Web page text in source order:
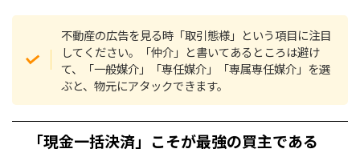
不動産の広告を見る時「取引態様」という項目に注目
してください。「仲介」と書いてあるところは避け
て、「一般媒介」「専任媒介」「専属専任媒介」を選
ぶと、物元にアタックできます。
「現金一括決済」こそが最強の買主である